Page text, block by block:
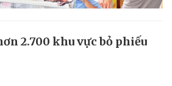
2.700 khu vực bỏ phiếu